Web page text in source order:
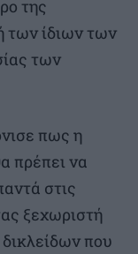
της
των ίδιων των
των
πως η
πρέπει να
στις
ξεχωριστή
που